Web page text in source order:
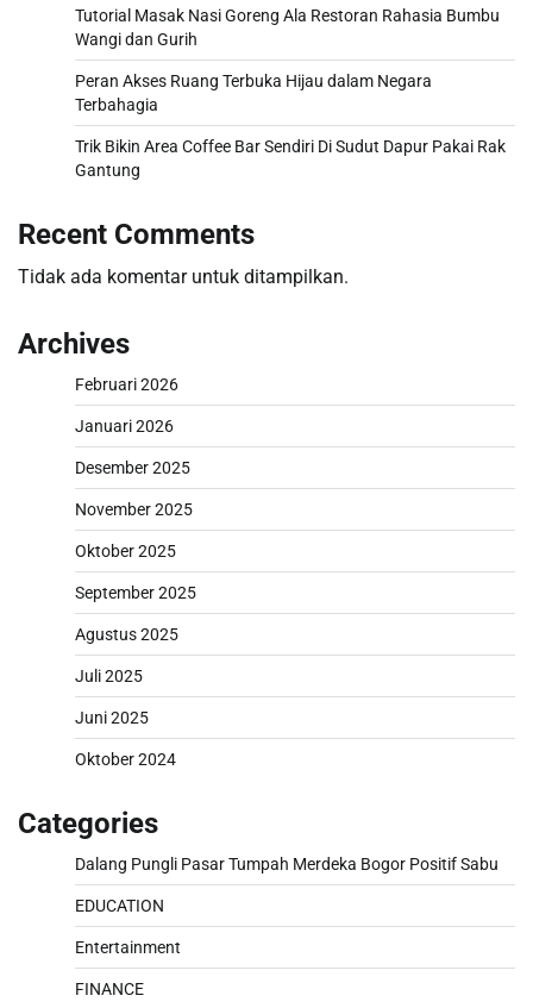
Tutorial Masak Nasi Goreng Ala Restoran Rahasia Bumbu
Wangi dan Gurih
Peran Akses Ruang Terbuka Hijau dalam Negara
Terbahagia
Trik Bikin Area Coffee Bar Sendiri Di Sudut Dapur Pakai Rak
Gantung
Recent Comments
Tidak ada komentar untuk ditampilkan.
Archives
Februari 2026
Januari 2026
Desember 2025
November 2025
Oktober 2025
September 2025
Agustus 2025
Juli 2025
Juni 2025
Oktober 2024
Categories
Dalang Pungli Pasar Tumpah Merdeka Bogor Positif Sabu
EDUCATION
Entertainment
FINANCE